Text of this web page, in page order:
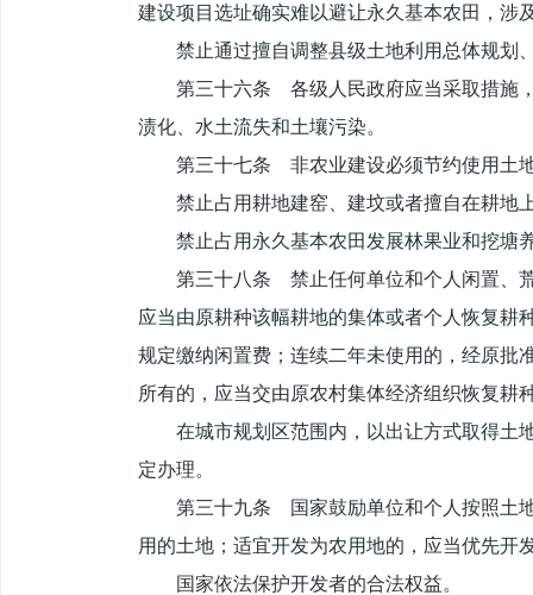
建设项目选址确实难以避让永久基本农田，涉
禁止通过擅自调整县级土地利用总体规划、
第三十六条 各级人民政府应当采取措施，
渍化、水土流失和土壤污染。
第三十七条 非农业建设必须节约使用土地
禁止占用耕地建窑、建坟或者擅自在耕地
禁止占用永久基本农田发展林果业和挖塘
第三十八条 禁止任何单位和个人闲置、荒
应当由原耕种该幅耕地的集体或者个人恢复耕
规定缴纳闲置费；连续二年未使用的，经原批
所有的，应当交由原农村集体经济组织恢复耕
在城市规划区范围内，以出让方式取得土地
定办理。
第三十九条 国家鼓励单位和个人按照土地
用的土地；适宜开发为农用地的，应当优先开
国家依法保护开发者的合法权益。